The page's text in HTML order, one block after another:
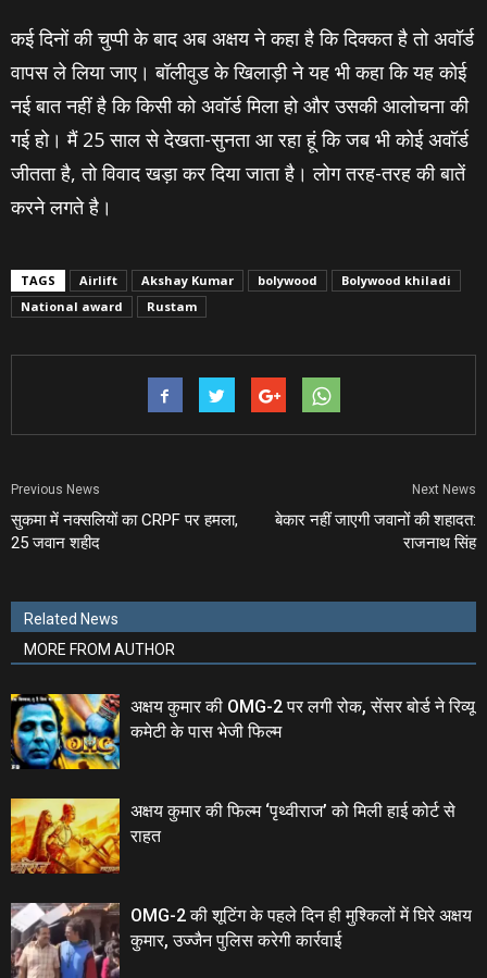
कई दिनों की चुप्‍पी के बाद अब अक्षय ने कहा है कि दिक्‍कत है तो अवॉर्ड
वापस ले लिया जाए। बॉलीवुड के खिलाड़ी ने यह भी कहा कि यह कोई
नई बात नहीं है कि किसी को अवॉर्ड मिला हो और उसकी आलोचना की
गई हो। मैं 25 साल से देखता-सुनता आ रहा हूं कि जब भी कोई अवॉर्ड
जीतता है, तो विवाद खड़ा कर दिया जाता है। लोग तरह-तरह की बातें
करने लगते है।
TAGS Airlift Akshay Kumar bolywood
Bolywood khiladi
National award
Rustam
Previous News
सुकमा में नक्‍सलियों का CRPF पर हमला,
25 जवान शहीद
Next News
बेकार नहीं जाएगी जवानों की शहादत:
राजनाथ सिंह
Related News
MORE FROM AUTHOR
अक्षय कुमार की OMG-2 पर लगी रोक, सेंसर बोर्ड ने रिव्यू
कमेटी के पास भेजी फिल्म
अक्षय कुमार की फिल्‍म ‘पृथ्वीराज’ को मिली हाई कोर्ट से
राहत
OMG-2 की शूटिंग के पहले दिन ही मुश्किलों में घिरे अक्षय
कुमार, उज्जैन पुलिस करेगी कार्रवाई